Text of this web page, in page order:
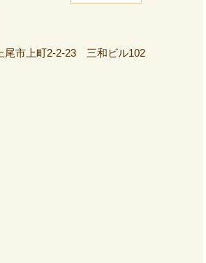
尾市上町2-2-23 三和ビル102